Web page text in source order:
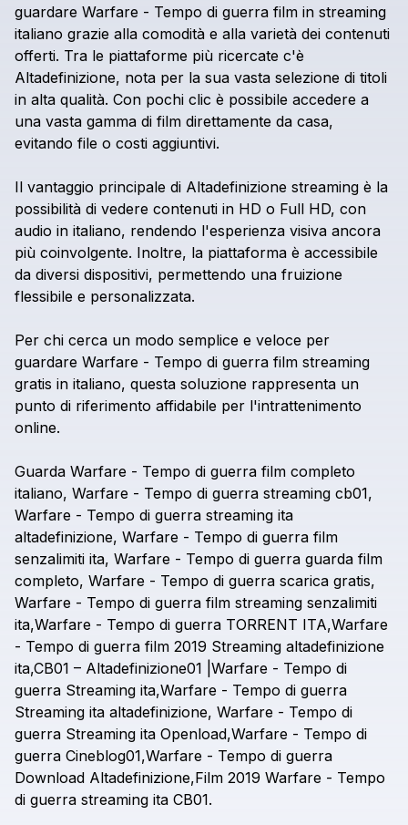
guardare Warfare - Tempo di guerra film in streaming
italiano grazie alla comodità e alla varietà dei contenuti
offerti. Tra le piattaforme più ricercate c'è
Altadefinizione, nota per la sua vasta selezione di titoli
in alta qualità. Con pochi clic è possibile accedere a
una vasta gamma di film direttamente da casa,
evitando file o costi aggiuntivi.
Il vantaggio principale di Altadefinizione streaming è la
possibilità di vedere contenuti in HD o Full HD, con
audio in italiano, rendendo l'esperienza visiva ancora
più coinvolgente. Inoltre, la piattaforma è accessibile
da diversi dispositivi, permettendo una fruizione
flessibile e personalizzata.
Per chi cerca un modo semplice e veloce per
guardare Warfare - Tempo di guerra film streaming
gratis in italiano, questa soluzione rappresenta un
punto di riferimento affidabile per l'intrattenimento
online.
Guarda Warfare - Tempo di guerra film completo
italiano, Warfare - Tempo di guerra streaming cb01,
Warfare - Tempo di guerra streaming ita
altadefinizione, Warfare - Tempo di guerra film
senzalimiti ita, Warfare - Tempo di guerra guarda film
completo, Warfare - Tempo di guerra scarica gratis,
Warfare - Tempo di guerra film streaming senzalimiti
ita,Warfare - Tempo di guerra TORRENT ITA,Warfare
- Tempo di guerra film 2019 Streaming altadefinizione
ita,CB01 – Altadefinizione01 |Warfare - Tempo di
guerra Streaming ita,Warfare - Tempo di guerra
Streaming ita altadefinizione, Warfare - Tempo di
guerra Streaming ita Openload,Warfare - Tempo di
guerra Cineblog01,Warfare - Tempo di guerra
Download Altadefinizione,Film 2019 Warfare - Tempo
di guerra streaming ita CB01.